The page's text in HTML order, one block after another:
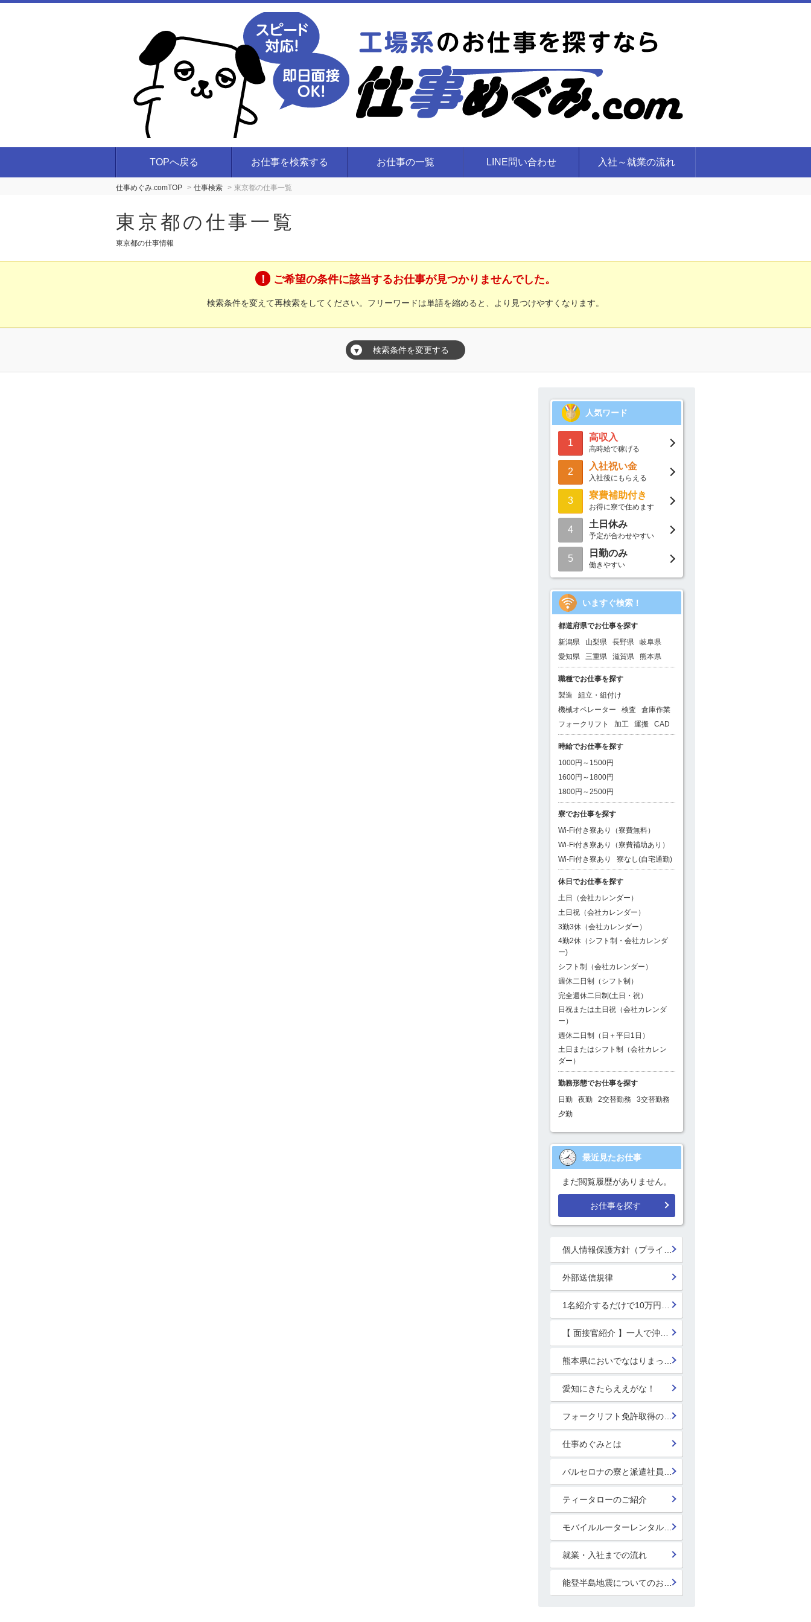
TOPへ戻る お仕事を検索する お仕事の一覧 LINE問い合わせ 入社～就業の流れ
仕事めぐみ.comTOP 仕事検索 東京都の仕事一覧
東京都の仕事一覧
東京都の仕事情報
ご希望の条件に該当するお仕事が見つかりませんでした。
検索条件を変えて再検索をしてください。フリーワードは単語を縮めると、より見つけやすくなります。
▼ 検索条件を変更する
人気ワード
1
高収入
高時給で稼げる
2
入社祝い金
入社後にもらえる
3
寮費補助付き
お得に寮で住めます
4
土日休み
予定が合わせやすい
5
日勤のみ
働きやすい
いますぐ検索！
都道府県でお仕事を探す
新潟県
山梨県 長野県
岐阜県
愛知県
三重県 滋賀県 熊本県
職種でお仕事を探す
製造
組立・組付け
機械オペレーター
検査
倉庫作業
フォークリフト
加工 運搬 CAD
時給でお仕事を探す
1000円～1500円
1600円～1800円
1800円～2500円
寮でお仕事を探す
Wi-Fi付き寮あり（寮費無料）
Wi-Fi付き寮あり（寮費補助あり）
Wi-Fi付き寮あり
寮なし(自宅通勤)
休日でお仕事を探す
土日（会社カレンダー）
土日祝（会社カレンダー）
3勤3休（会社カレンダー）
4勤2休（シフト制・会社カレンダ
ー)
シフト制（会社カレンダー）
週休二日制（シフト制）
完全週休二日制(土日・祝）
日祝または土日祝（会社カレンダ
ー）
週休二日制（日＋平日1日）
土日またはシフト制（会社カレン
ダー）
勤務形態でお仕事を探す
日勤
夜勤 2交替勤務
3交替勤務
夕勤
最近見たお仕事
まだ閲覧履歴がありません。
お仕事を探す
個人情報保護方針（プライバシーポリシー）
外部送信規律
熊本県においでなはりまっせ!
愛知にきたらええがな！
フォークリフト免許取得のススメ！
仕事めぐみとは
バルセロナの寮と派遣社員の寮
ティータローのご紹介
モバイルルーターレンタル開始！
就業・入社までの流れ
能登半島地震についてのお見舞い